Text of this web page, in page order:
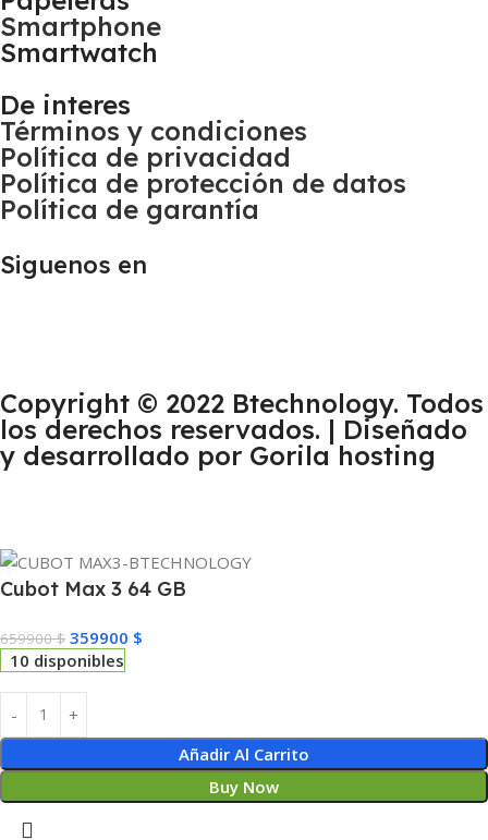
Smartphone
Smartwatch
De interes
Términos y condiciones
Política de privacidad
Política de protección de datos
Política de garantía
Siguenos en
Copyright © 2022 Btechnology. Todos
los derechos reservados. | Diseñado
y desarrollado por Gorila hosting
Cubot Max 3 64 GB
659900$ 359900 $
10 disponibles
Añadir Al Carrito
Buy Now